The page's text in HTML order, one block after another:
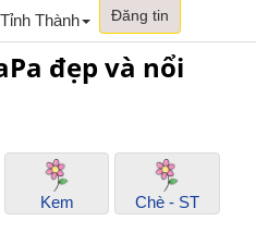
Tỉnh Thành Đăng tin
đẹp và nổi
Kem Chè - ST